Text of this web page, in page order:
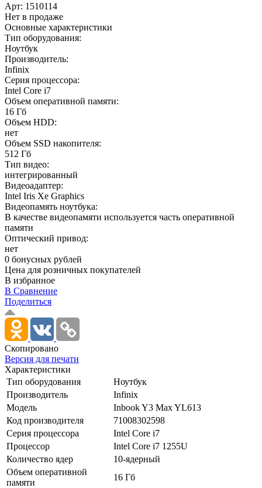
Арт: 1510114
Нет в продаже
Основные характеристики
Тип оборудования:
Ноутбук
Производитель:
Infinix
Серия процессора:
Intel Core i7
Объем оперативной памяти:
16 Гб
Объем HDD:
нет
Объем SSD накопителя:
512 Гб
Тип видео:
интегрированный
Видеоадаптер:
Intel Iris Xe Graphics
Видеопамять ноутбука:
В качестве видеопамяти используется часть оперативной
памяти
Оптический привод:
нет
0 бонусных рублей
Цена для розничных покупателей
В избранное
В Сравнение
Поделиться
Скопировано
Версия для печати
Характеристики
Тип оборудования
Ноутбук
Производитель
Infinix
Модель
Inbook Y3 Max YL613
Код производителя
71008302598
Серия процессора
Intel Core i7
Процессор
Intel Core i7 1255U
Количество ядер
10-ядерный
Объем оперативной
памяти
16 Гб